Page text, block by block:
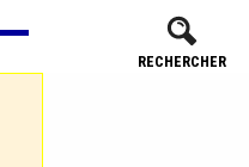
RECHERCHER